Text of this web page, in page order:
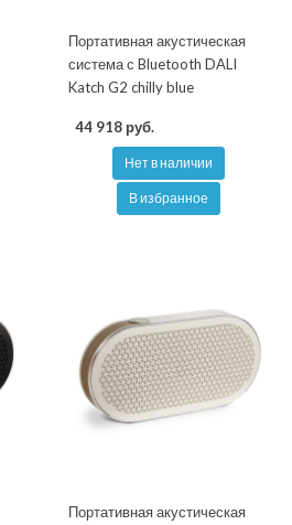
Портативная акустическая
система с Bluetooth DALI
Katch G2 chilly blue
44 918 руб.
Нет в наличии
В избранное
Портативная акустическая